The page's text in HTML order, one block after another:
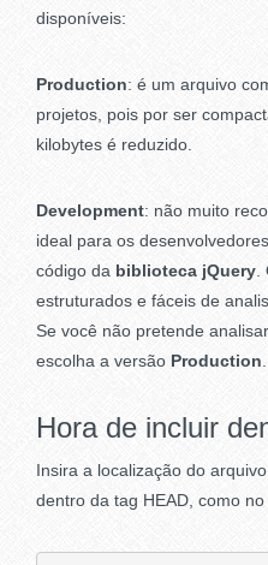
disponíveis:
Production: é um arquivo
projetos, pois por ser
kilobytes é reduzido.
Development: não muito
ideal para os
código da biblioteca jQuery.
estruturados e fáceis de
Se você não pretende
escolha a versão Production.
Hora de incluir
Insira a localização do
dentro da tag HEAD, como